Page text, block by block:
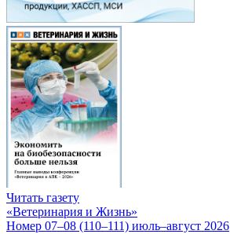
Читать газету
«Ветеринария и Жизнь»
Номер 07–08 (110–111) июль–август 2026